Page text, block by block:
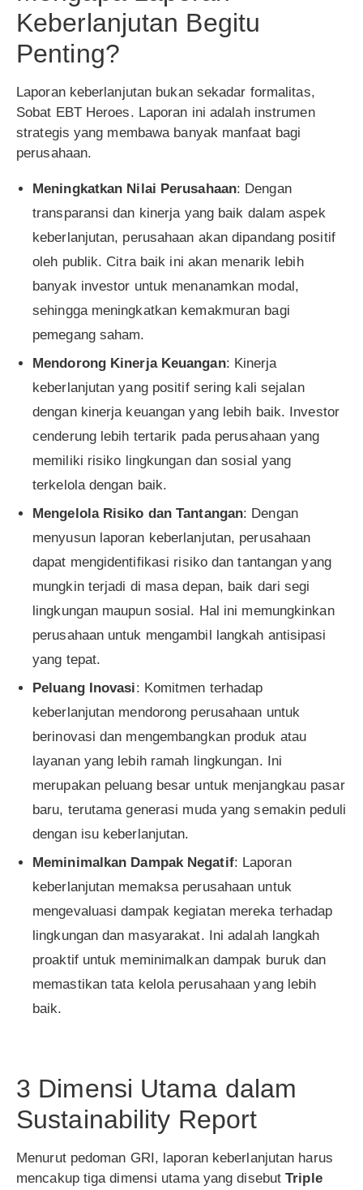
Keberlanjutan Begitu
Penting?
Laporan keberlanjutan bukan sekadar formalitas,
Sobat EBT Heroes. Laporan ini adalah instrumen
strategis yang membawa banyak manfaat bagi
perusahaan.
Meningkatkan Nilai Perusahaan: Dengan
transparansi dan kinerja yang baik dalam aspek
keberlanjutan, perusahaan akan dipandang positif
oleh publik. Citra baik ini akan menarik lebih
banyak investor untuk menanamkan modal,
sehingga meningkatkan kemakmuran bagi
pemegang saham.
Mendorong Kinerja Keuangan: Kinerja
keberlanjutan yang positif sering kali sejalan
dengan kinerja keuangan yang lebih baik. Investor
cenderung lebih tertarik pada perusahaan yang
memiliki risiko lingkungan dan sosial yang
terkelola dengan baik.
Mengelola Risiko dan Tantangan: Dengan
menyusun laporan keberlanjutan, perusahaan
dapat mengidentifikasi risiko dan tantangan yang
mungkin terjadi di masa depan, baik dari segi
lingkungan maupun sosial. Hal ini memungkinkan
perusahaan untuk mengambil langkah antisipasi
yang tepat.
Peluang Inovasi: Komitmen terhadap
keberlanjutan mendorong perusahaan untuk
berinovasi dan mengembangkan produk atau
layanan yang lebih ramah lingkungan. Ini
merupakan peluang besar untuk menjangkau pasar
baru, terutama generasi muda yang semakin peduli
dengan isu keberlanjutan.
Meminimalkan Dampak Negatif: Laporan
keberlanjutan memaksa perusahaan untuk
mengevaluasi dampak kegiatan mereka terhadap
lingkungan dan masyarakat. Ini adalah langkah
proaktif untuk meminimalkan dampak buruk dan
memastikan tata kelola perusahaan yang lebih
baik.
3 Dimensi Utama dalam
Sustainability Report
Menurut pedoman GRI, laporan keberlanjutan harus
mencakup tiga dimensi utama yang disebutTriple